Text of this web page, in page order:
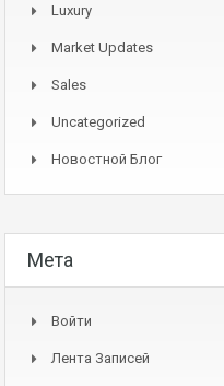
Luxury
Market Updates
Sales
Uncategorized
Новостной Блог
Мета
Войти
Лента Записей